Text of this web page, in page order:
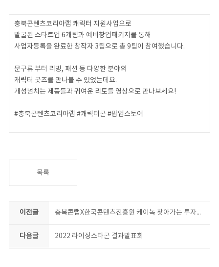
충북콘텐츠코리아랩 캐릭터 지원사업으로
발굴된 스타트업 6개팀과 예비창업패키지를 통해
사업자등록을 완료한 창작자 3팀으로 총 9팀이 참여했습니다.
문구류 부터 리빙, 패션 등 다양한 분야의
캐릭터 굿즈를 만나볼 수 있었는데요.
개성넘치는 제품들과 귀여운 리토를 영상으로 만나보세요!
#충북콘텐츠코리아랩 #캐릭터콘 #팝업스토어
목록
이전글 충북콘랩X한국콘텐츠진흥원 케이녹 찾아가는 투자유치 상담회
다음글 2022 라이징스타콘 결과발표회